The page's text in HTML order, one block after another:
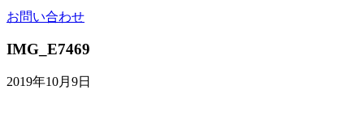
お問い合わせ
IMG_E7469
2019年10月9日